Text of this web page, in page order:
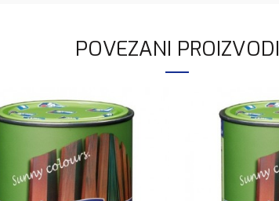
POVEZANI PROIZVODI